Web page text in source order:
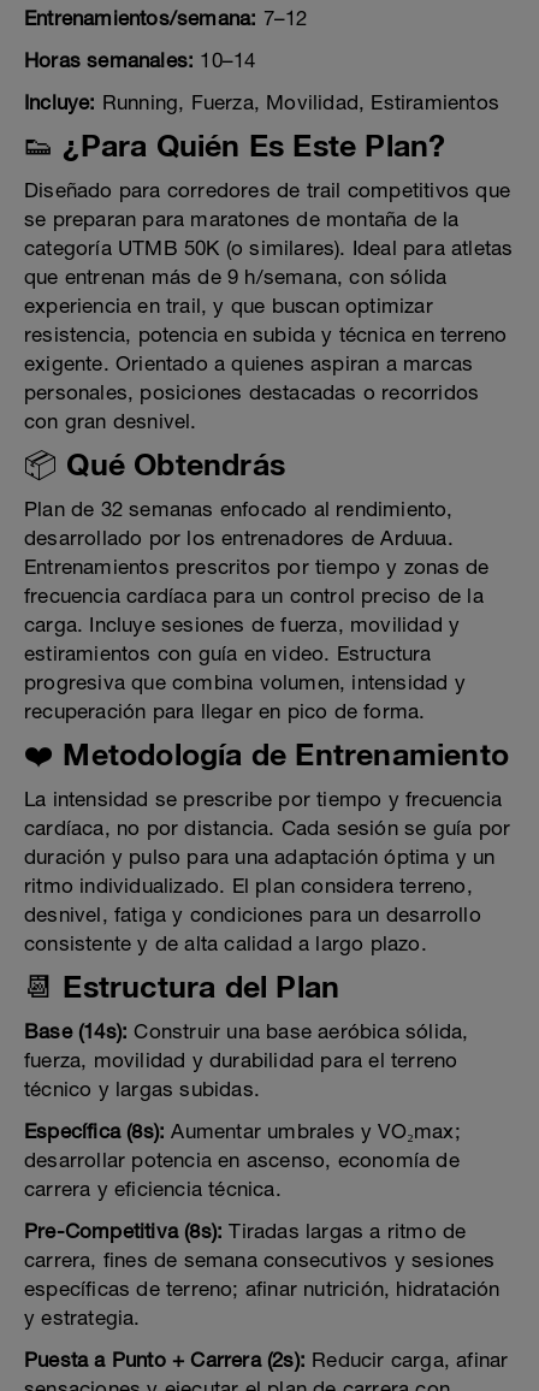
Entrenamientos/semana: 7–12
Horas semanales: 10–14
Incluye: Running, Fuerza, Movilidad, Estiramientos
👟 ¿Para Quién Es Este Plan?
Diseñado para corredores de trail competitivos que
se preparan para maratones de montaña de la
categoría UTMB 50K (o similares). Ideal para atletas
que entrenan más de 9 h/semana, con sólida
experiencia en trail, y que buscan optimizar
resistencia, potencia en subida y técnica en terreno
exigente. Orientado a quienes aspiran a marcas
personales, posiciones destacadas o recorridos
con gran desnivel.
📦 Qué Obtendrás
Plan de 32 semanas enfocado al rendimiento,
desarrollado por los entrenadores de Arduua.
Entrenamientos prescritos por tiempo y zonas de
frecuencia cardíaca para un control preciso de la
carga. Incluye sesiones de fuerza, movilidad y
estiramientos con guía en video. Estructura
progresiva que combina volumen, intensidad y
recuperación para llegar en pico de forma.
❤️ Metodología de Entrenamiento
La intensidad se prescribe por tiempo y frecuencia
cardíaca, no por distancia. Cada sesión se guía por
duración y pulso para una adaptación óptima y un
ritmo individualizado. El plan considera terreno,
desnivel, fatiga y condiciones para un desarrollo
consistente y de alta calidad a largo plazo.
📆 Estructura del Plan
Base (14s): Construir una base aeróbica sólida,
fuerza, movilidad y durabilidad para el terreno
técnico y largas subidas.
Específica (8s): Aumentar umbrales y VO₂max;
desarrollar potencia en ascenso, economía de
carrera y eficiencia técnica.
Pre-Competitiva (8s): Tiradas largas a ritmo de
carrera, fines de semana consecutivos y sesiones
específicas de terreno; afinar nutrición, hidratación
y estrategia.
Puesta a Punto + Carrera (2s): Reducir carga, afinar